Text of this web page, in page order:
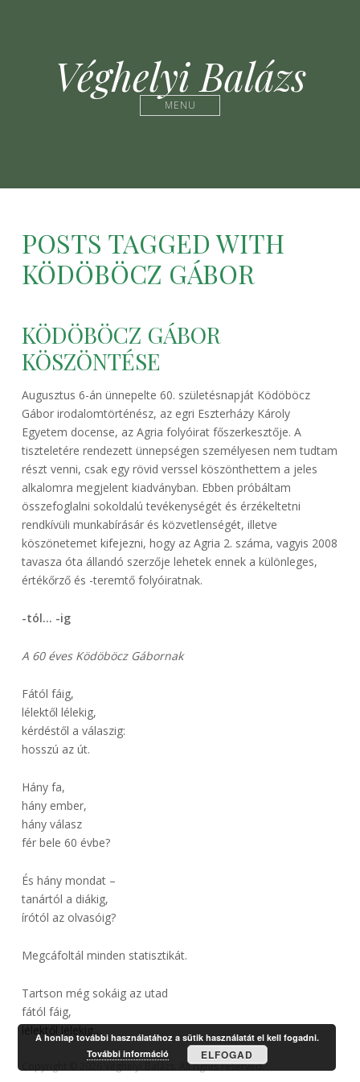
Véghelyi Balázs
MENU
POSTS TAGGED WITH
KÖDÖBÖCZ GÁBOR
KÖDÖBÖCZ GÁBOR
KÖSZÖNTÉSE
Augusztus 6-án ünnepelte 60. születésnapját Ködöböcz
Gábor irodalomtörténész, az egri Eszterházy Károly
Egyetem docense, az Agria folyóirat főszerkesztője. A
tiszteletére rendezett ünnepségen személyesen nem tudtam
részt venni, csak egy rövid verssel köszönthettem a jeles
alkalomra megjelent kiadványban. Ebben próbáltam
összefoglalni sokoldalú tevékenységét és érzékeltetni
rendkívüli munkabírásár és közvetlenségét, illetve
köszönetemet kifejezni, hogy az Agria 2. száma, vagyis 2008
tavasza óta állandó szerzője lehetek ennek a különleges,
értékőrző és -teremtő folyóiratnak.
-tól… -ig
A 60 éves Ködöböcz Gábornak
Fától fáig,
lélektől lélekig,
kérdéstől a válaszig:
hosszú az út.
Hány fa,
hány ember,
hány válasz
fér bele 60 évbe?
És hány mondat –
tanártól a diákig,
írótól az olvasóig?
Megcáfoltál minden statisztikát.
Tartson még sokáig az utad
fától fáig,
lélektől lélekig…
Copyright © 2026 Véghelyi Balázs. All rights reserved.
A honlap további használatához a sütik használatát el kell fogadni.
További információ
ELFOGAD